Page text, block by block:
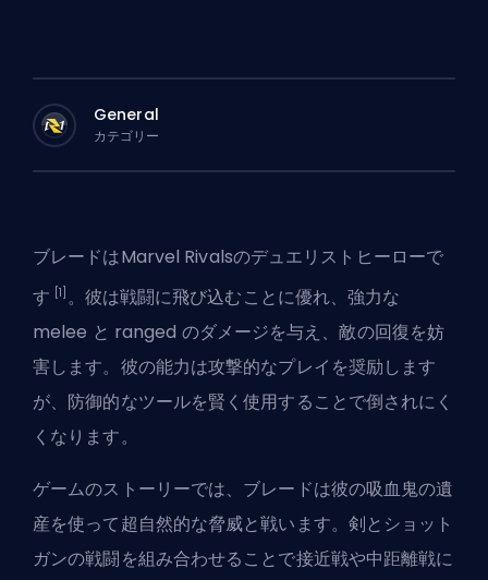
General
カテゴリー
ブレードはMarvel Rivalsのデュエリストヒーローで
す [1] 。彼は戦闘に飛び込むことに優れ、強力な
melee と ranged のダメージを与え、敵の回復を妨
害します。彼の能力は攻撃的なプレイを奨励します
が、防御的なツールを賢く使用することで倒されにく
くなります。
ゲームのストーリーでは、 ブレードは彼の吸血鬼の遺
産を使って超自然的な脅威と戦います。剣とショット
ガンの戦闘を組み合わせることで接近戦や中距離戦に